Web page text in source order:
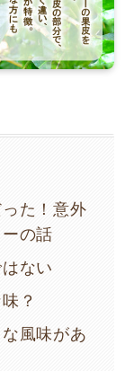
た！意外
の話
ない
？
風味があ